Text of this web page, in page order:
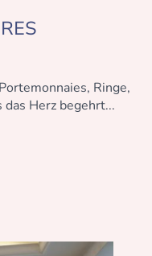
Ringe,
Herz begehrt...